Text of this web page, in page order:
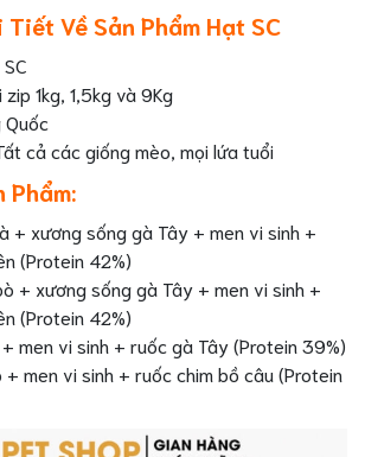
Về Sản Phẩm Hạt SC
zip 1kg, 1,5kg và 9Kg
cả các giống mèo, mọi lứa tuổi
Phẩm:
+ xương sống gà Tây + men vi sinh +
(Protein 42%)
+ xương sống gà Tây + men vi sinh +
(Protein 42%)
men vi sinh + ruốc gà Tây (Protein 39%)
+ men vi sinh + ruốc chim bồ câu (Protein